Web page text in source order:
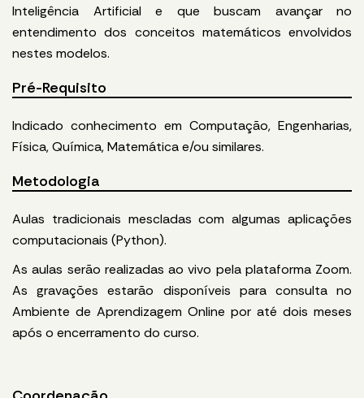
Inteligência Artificial e que buscam avançar no
entendimento dos conceitos matemáticos envolvidos
nestes modelos.
Pré-Requisito
Indicado conhecimento em Computação, Engenharias,
Física, Química, Matemática e/ou similares.
Metodologia
Aulas tradicionais mescladas com algumas aplicações
computacionais (Python).
As aulas serão realizadas ao vivo pela plataforma Zoom.
As gravações estarão disponíveis para consulta no
Ambiente de Aprendizagem Online por até dois meses
após o encerramento do curso.